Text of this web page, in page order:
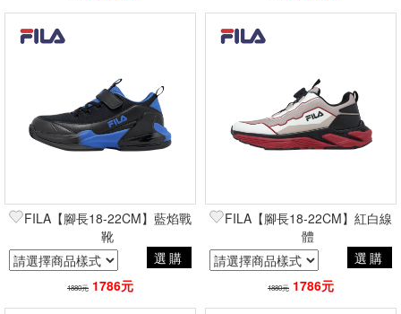
FILA【腳長18-22CM】藍焰戰
靴
選購
1880元 1786元
FILA【腳長18-22CM】紅白線
體
選購
1880元 1786元